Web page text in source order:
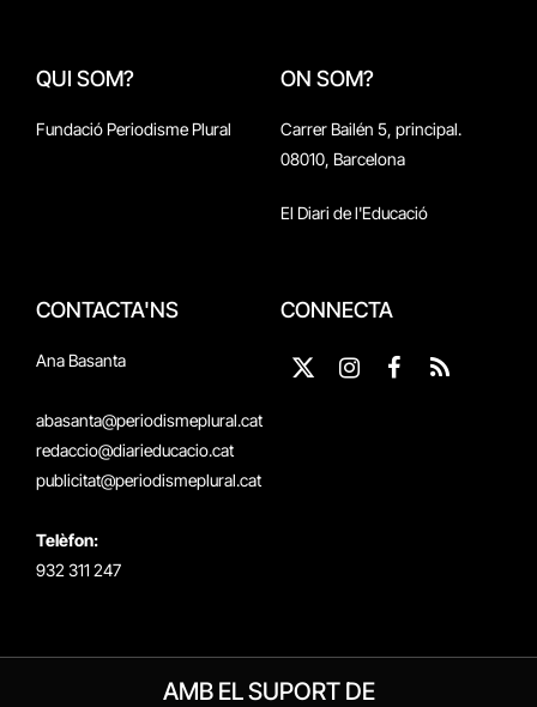
QUI SOM?
Fundació Periodisme Plural
ON SOM?
Carrer Bailén 5, principal.
08010, Barcelona
El Diari de l'Educació
CONTACTA'NS
Ana Basanta
abasanta@periodismeplural.cat
redaccio@diarieducacio.cat
publicitat@periodismeplural.cat
Telèfon:
932 311 247
CONNECTA
X
InstagramFacebook
RSS
AMB EL SUPORT DE